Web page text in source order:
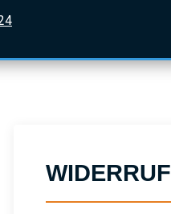
springen
WIDERRUF